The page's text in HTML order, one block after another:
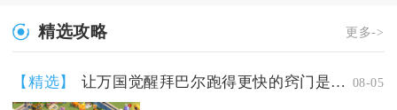
精选攻略 更多->
【精选】 让万国觉醒拜巴尔跑得更快的窍门是什么 08-05